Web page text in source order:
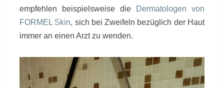
empfehlen beispielsweise die
Dermatologen von
FORMEL Skin, sich bei Zweifeln bezüglich der Haut
immer an einen Arzt zu wenden.